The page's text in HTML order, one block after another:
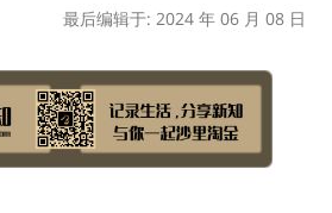
最后编辑于: 2024 年 06 月 08 日